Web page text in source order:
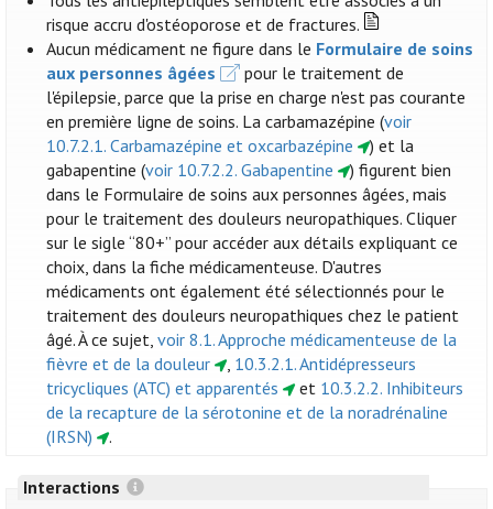
risque accru d'ostéoporose et de fractures.
Aucun médicament ne figure dans le Formulaire de soins
aux personnes âgées
pour le traitement de
l'épilepsie, parce que la prise en charge n'est pas courante
en première ligne de soins. La carbamazépine (voir
10.7.2.1. Carbamazépine et oxcarbazépine
) et la
gabapentine (voir 10.7.2.2. Gabapentine
) figurent bien
dans le Formulaire de soins aux personnes âgées, mais
pour le traitement des douleurs neuropathiques. Cliquer
sur le sigle “80+” pour accéder aux détails expliquant ce
choix, dans la fiche médicamenteuse. D'autres
médicaments ont également été sélectionnés pour le
traitement des douleurs neuropathiques chez le patient
âgé. À ce sujet,voir 8.1. Approche médicamenteuse de la
fièvre et de la douleur
, 10.3.2.1. Antidépresseurs
tricycliques (ATC) et apparentés
et 10.3.2.2. Inhibiteurs
de la recapture de la sérotonine et de la noradrénaline
(IRSN)
.
Interactions